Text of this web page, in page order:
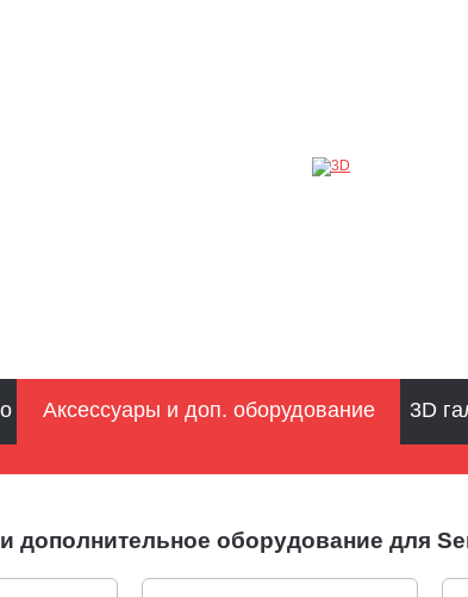
дополнительное оборудование для
Аксессуары и доп. оборудование 3D